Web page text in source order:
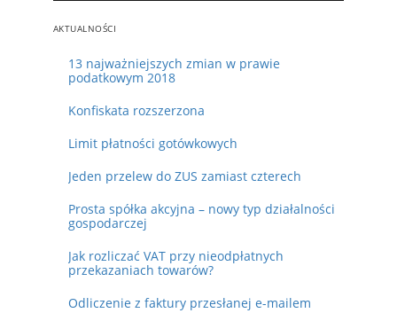
AKTUALNOŚCI
13 najważniejszych zmian w prawie
podatkowym 2018
Konfiskata rozszerzona
Limit płatności gotówkowych
Jeden przelew do ZUS zamiast czterech
Prosta spółka akcyjna – nowy typ działalności
gospodarczej
Jak rozliczać VAT przy nieodpłatnych
przekazaniach towarów?
Odliczenie z faktury przesłanej e-mailem